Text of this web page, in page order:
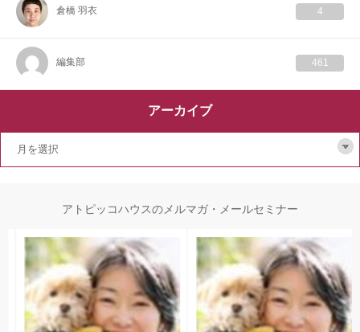
倉橋 羽衣 4
編集部 461
アーカイブ
アトピッコハウスのメルマガ・メールセミナー